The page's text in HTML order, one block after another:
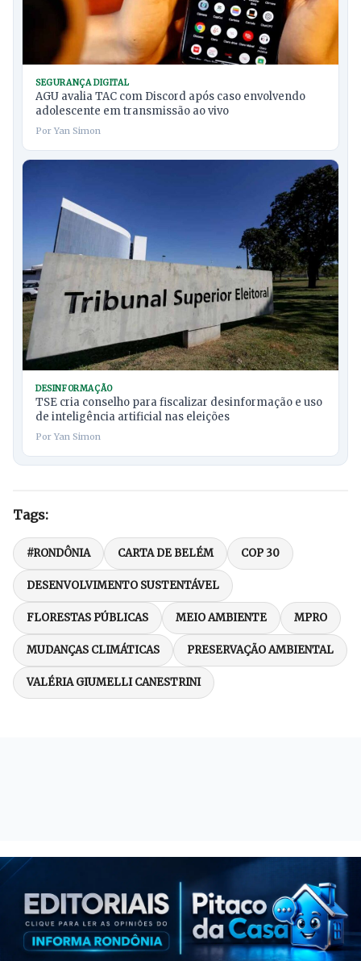
SEGURANÇA DIGITAL
AGU avalia TAC com Discord após caso envolvendo
adolescente em transmissão ao vivo
Por Yan Simon
DESINFORMAÇÃO
TSE cria conselho para fiscalizar desinformação e uso
de inteligência artificial nas eleições
Por Yan Simon
Tags:
#RONDÔNIA CARTA DE BELÉM COP 30
DESENVOLVIMENTO SUSTENTÁVEL
FLORESTAS PÚBLICAS MEIO AMBIENTE MPRO
MUDANÇAS CLIMÁTICAS PRESERVAÇÃO AMBIENTAL
VALÉRIA GIUMELLI CANESTRINI